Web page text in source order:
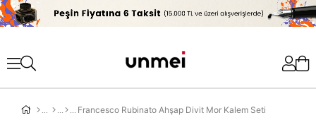
'
Francesco Rubinato Ahşap Divit Mor Kalem Seti